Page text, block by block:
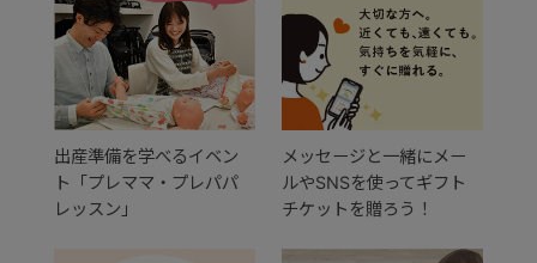
出産準備を学べるイベン
ト「プレママ・プレパパ
レッスン」
メッセージと一緒にメー
ルやSNSを使ってギフト
チケットを贈ろう！